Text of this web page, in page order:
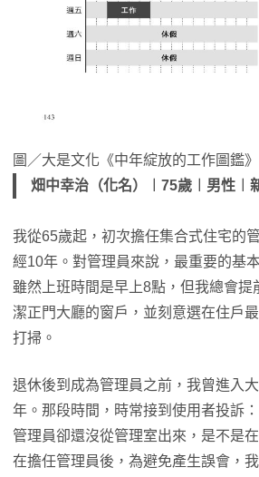
圖／大是文化《中年綻放的工作圖鑑》
畑中幸治（化名）︱75歲︱男性︱
我從65歲起，初次擔任集合式住宅的
經10年。對管理員來說，最重要的基
雖然上班時間是早上8點，但我總會提
潔正門大廳的窗戶，並刻意選在住戶
打掃。
退休後到成為管理員之前，我曾進入
年。那段時間，時常接到使用者投訴
管理員卻還沒從管理室出來，是不是
在擔任管理員後，為避免產生誤會，